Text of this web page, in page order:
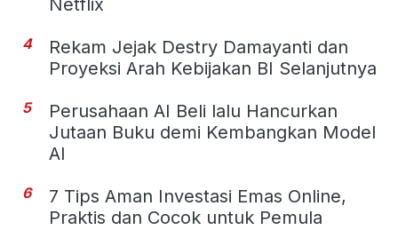
Netflix
4
Rekam Jejak Destry Damayanti dan
Proyeksi Arah Kebijakan BI Selanjutnya
5
Perusahaan AI Beli lalu Hancurkan
Jutaan Buku demi Kembangkan Model
AI
6
7 Tips Aman Investasi Emas Online,
Praktis dan Cocok untuk Pemula